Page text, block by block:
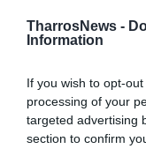
TharrosNews -
Information
If you wish to opt-
processing of your
targeted advertising
section to confirm